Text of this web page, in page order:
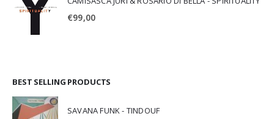
€99,00
BEST SELLING PRODUCTS
SAVANA FUNK - TINDOUF